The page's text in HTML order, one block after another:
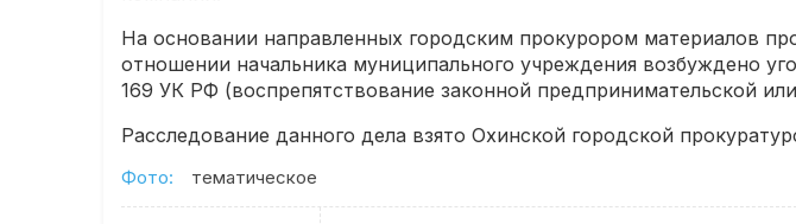
На основании направленных городским прокурором материалов
отношении начальника муниципального учреждения возбуждено
169 УК РФ (воспрепятствование законной предпринимательской
Расследование данного дела взято Охинской городской
Фото: тематическое